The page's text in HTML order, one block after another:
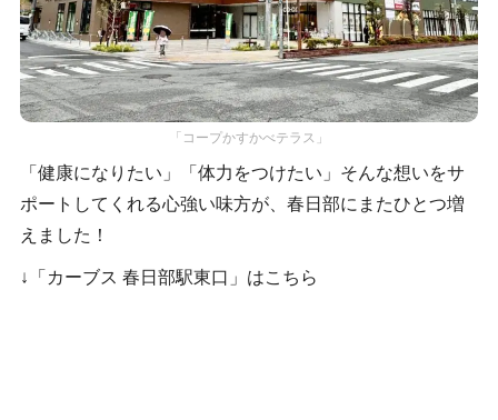
「コープかすかべテラス」
「健康になりたい」「体力をつけたい」そんな想いをサ
ポートしてくれる心強い味方が、春日部にまたひとつ増
えました！
↓「カーブス 春日部駅東口」はこちら